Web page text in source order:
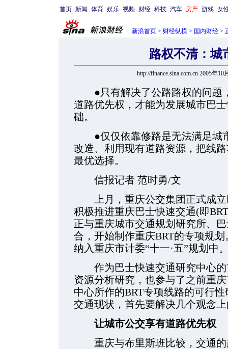
首页 新闻 体育 娱乐 视频 财经 科技 汽车 房产 游戏 女
新浪首页 > 财经纵横 > 国内财经 >
路权不清：城
http://finance.sina.com.cn 2005年10
●只有解决了公路路权的问题
道路优先权，才能为发展城市巴
础。
●仅仅依靠修路是无法满足城
改造、利用现有道路资源，把线
最优选择。
信报记者 范时勇/文
上月，重庆公交集团正式成立
积极推进重庆巴士快速交通(即
正与重庆城市交通规划研究所、
合，开始制作重庆BRT的专项规
纳入重庆市计委“十一·五”规划中
作为巴士快速交通研究中心的
资源分析研究，也参与了之前重
中心所作的BRT专项线路的可行
交通现状，首先要解决几个观念
让城市公交享有道路优先权
重庆与布里斯班比较，交通的